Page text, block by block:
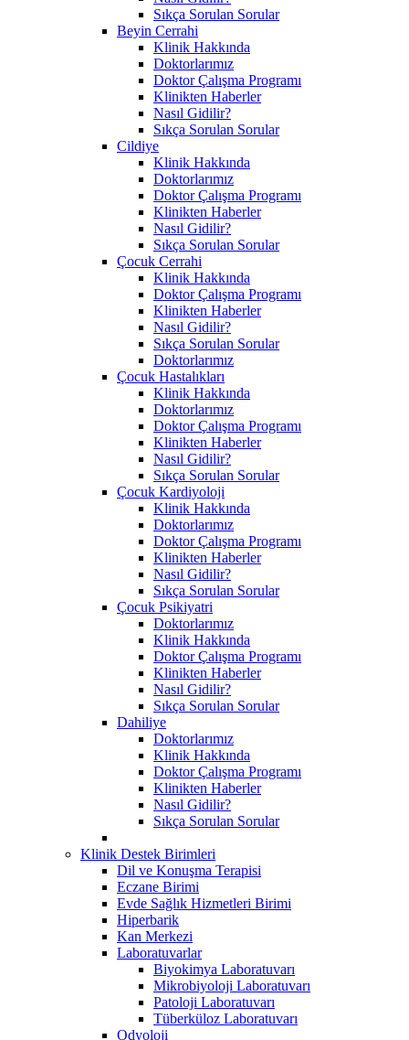
Sıkça Sorulan Sorular
Beyin Cerrahi
Klinik Hakkında
Doktorlarımız
Doktor Çalışma Programı
Klinikten Haberler
Nasıl Gidilir?
Sıkça Sorulan Sorular
Cildiye
Klinik Hakkında
Doktorlarımız
Doktor Çalışma Programı
Klinikten Haberler
Nasıl Gidilir?
Sıkça Sorulan Sorular
Çocuk Cerrahi
Klinik Hakkında
Doktor Çalışma Programı
Klinikten Haberler
Nasıl Gidilir?
Sıkça Sorulan Sorular
Doktorlarımız
Çocuk Hastalıkları
Klinik Hakkında
Doktorlarımız
Doktor Çalışma Programı
Klinikten Haberler
Nasıl Gidilir?
Sıkça Sorulan Sorular
Çocuk Kardiyoloji
Klinik Hakkında
Doktorlarımız
Doktor Çalışma Programı
Klinikten Haberler
Nasıl Gidilir?
Sıkça Sorulan Sorular
Çocuk Psikiyatri
Doktorlarımız
Klinik Hakkında
Doktor Çalışma Programı
Klinikten Haberler
Nasıl Gidilir?
Sıkça Sorulan Sorular
Dahiliye
Doktorlarımız
Klinik Hakkında
Doktor Çalışma Programı
Klinikten Haberler
Nasıl Gidilir?
Sıkça Sorulan Sorular
Klinik Destek Birimleri
Dil ve Konuşma Terapisi
Eczane Birimi
Evde Sağlık Hizmetleri Birimi
Hiperbarik
Kan Merkezi
Laboratuvarlar
Biyokimya Laboratuvarı
Mikrobiyoloji Laboratuvarı
Patoloji Laboratuvarı
Tüberküloz Laboratuvarı
Odyoloji